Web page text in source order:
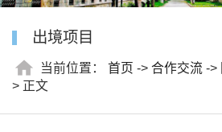
出境项目
当前位置： 首页 -> 合作交流 ->
> 正文